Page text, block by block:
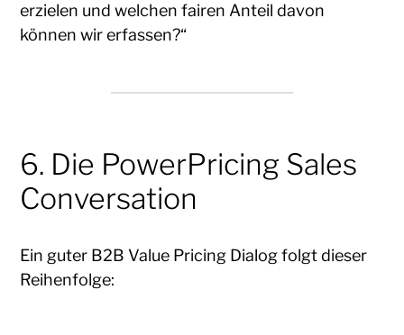
erzielen und welchen fairen Anteil davon
können wir erfassen?“
6. Die PowerPricing Sales
Conversation
Ein guter B2B Value Pricing Dialog folgt dieser
Reihenfolge: